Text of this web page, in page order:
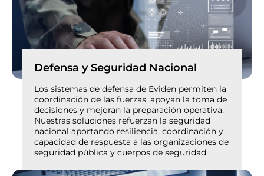
Defensa y Seguridad Nacional
Los sistemas de defensa de Eviden permiten la
coordinación de las fuerzas, apoyan la toma de
decisiones y mejoran la preparación operativa.
Nuestras soluciones refuerzan la seguridad
nacional aportando resiliencia, coordinación y
capacidad de respuesta a las organizaciones de
seguridad pública y cuerpos de seguridad.